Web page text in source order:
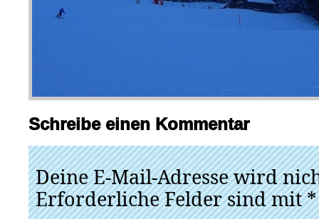
Schreibe einen Kommentar
Deine E-Mail-Adresse wird
Erforderliche Felder sind mit*